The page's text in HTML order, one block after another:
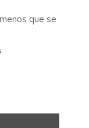
que se